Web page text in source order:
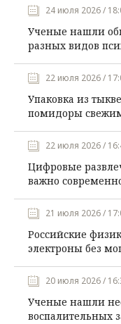
24 июля 2026 /
Ученые нашли
разных видов
22 июля 2026 /
Упаковка из
помидоры
22 июля 2026 /
Цифровые
важно
21 июля 2026 /
Российские
электроны без
20 июля 2026 /
Ученые нашли
воспалительных